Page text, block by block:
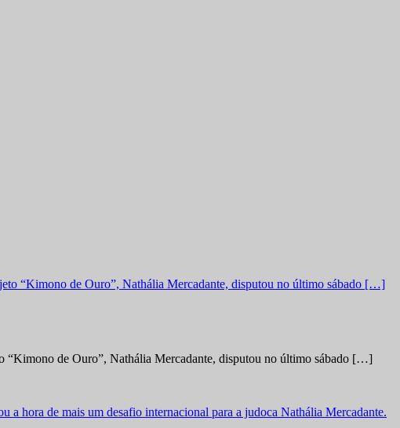
“Kimono de Ouro”, Nathália Mercadante, disputou no último sábado […]